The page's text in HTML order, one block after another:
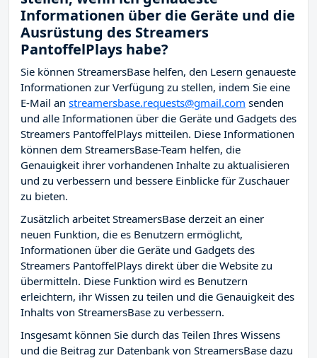
Informationen über die Geräte und die
Ausrüstung des Streamers
PantoffelPlays habe?
Sie können StreamersBase helfen, den Lesern genaueste
Informationen zur Verfügung zu stellen, indem Sie eine
E-Mail an streamersbase.requests@gmail.com senden
und alle Informationen über die Geräte und Gadgets des
Streamers PantoffelPlays mitteilen. Diese Informationen
können dem StreamersBase-Team helfen, die
Genauigkeit ihrer vorhandenen Inhalte zu aktualisieren
und zu verbessern und bessere Einblicke für Zuschauer
zu bieten.
Zusätzlich arbeitet StreamersBase derzeit an einer
neuen Funktion, die es Benutzern ermöglicht,
Informationen über die Geräte und Gadgets des
Streamers PantoffelPlays direkt über die Website zu
übermitteln. Diese Funktion wird es Benutzern
erleichtern, ihr Wissen zu teilen und die Genauigkeit des
Inhalts von StreamersBase zu verbessern.
Insgesamt können Sie durch das Teilen Ihres Wissens
und die Beitrag zur Datenbank von StreamersBase dazu